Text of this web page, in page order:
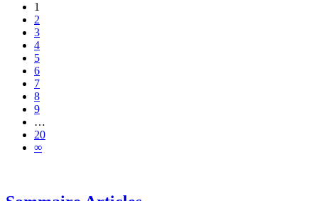
1
2
3
4
5
6
7
8
9
…
20
∞